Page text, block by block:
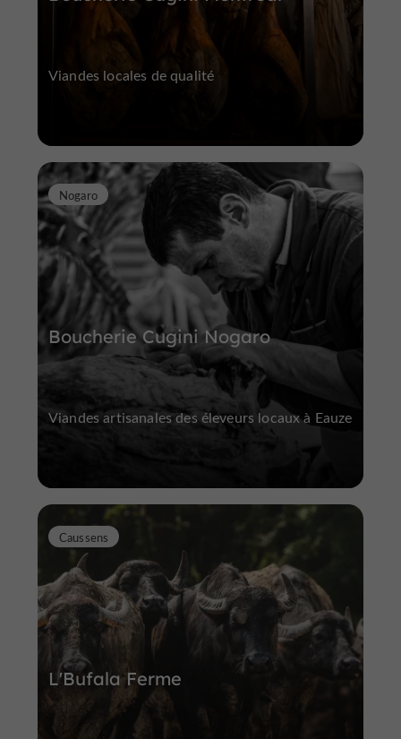
Viandes locales de qualité
Boucherie Cugini Nogaro
Nogaro
Viandes artisanales des éleveurs locaux à Eauze
L'Bufala Ferme
Caussens